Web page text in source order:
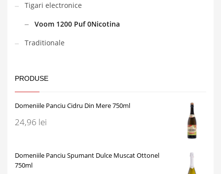
Tigari electronice
Voom 1200 Puf 0Nicotina
Traditionale
PRODUSE
Domeniile Panciu Cidru Din Mere 750ml
24,96 lei
Domeniile Panciu Spumant Dulce Muscat Ottonel
750ml